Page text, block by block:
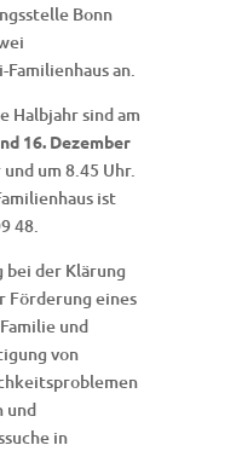
Bonn
an.
Halbjahr sind am
16. Dezember
um 8.45 Uhr.
ist
48.
der Klärung
Förderung eines
und
von
und
in